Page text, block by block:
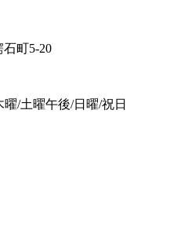
町5-20
/土曜午後/日曜/祝日